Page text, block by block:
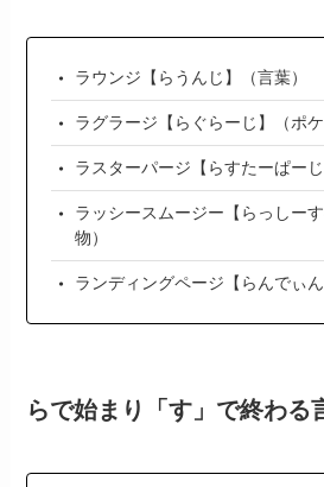
ラウンジ【らうんじ】（言葉）
ラグラージ【らぐらーじ】（ポケ
ラスターパージ【らすたーぱーじ
ラッシースムージー【らっしー
物）
ランディングページ【らんでぃ
らで始まり「す」で終わる